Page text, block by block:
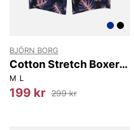
BJÖRN BORG
Cotton Stretch Boxer
2P
M L
199 kr 299 kr